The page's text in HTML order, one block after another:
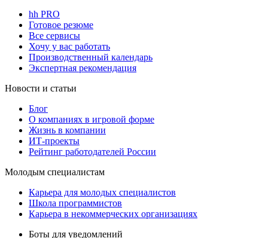
hh PRO
Готовое резюме
Все сервисы
Хочу у вас работать
Производственный календарь
Экспертная рекомендация
Новости и статьи
Блог
О компаниях в игровой форме
Жизнь в компании
ИТ-проекты
Рейтинг работодателей России
Молодым специалистам
Карьера для молодых специалистов
Школа программистов
Карьера в некоммерческих организациях
Боты для уведомлений